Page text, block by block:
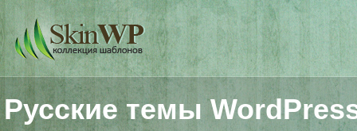
Русские темы